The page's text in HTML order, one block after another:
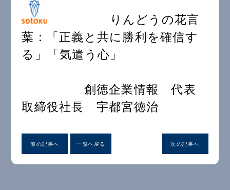
りんどうの花言
葉：「正義と共に勝利を確信す
る」「気遣う心」
創徳企業情報 代表
取締役社長 宇都宮徳治
前の記事へ 一覧へ戻る 次の記事へ